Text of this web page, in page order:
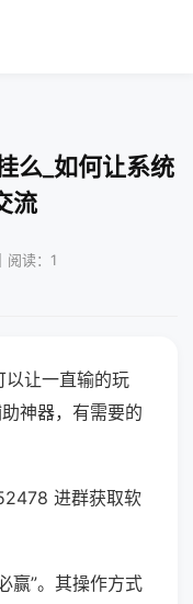
么_如何让系统
流
读：1
以让一直输的玩
神器，有需要的
进群获取软
赢”。其操作方式